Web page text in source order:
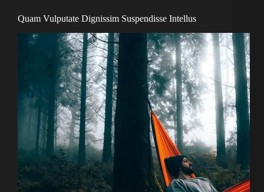
Quam Vulputate Dignissim Suspendisse Intellus